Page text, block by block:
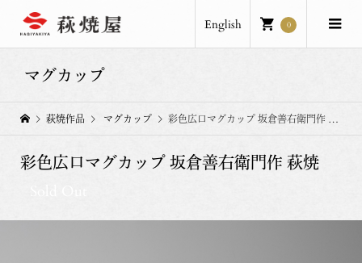
English 0
マグカップ
萩焼作品 マグカップ 彩色広口マグカップ 坂倉善右衛門作 萩焼
彩色広口マグカップ 坂倉善右衛門作 萩焼